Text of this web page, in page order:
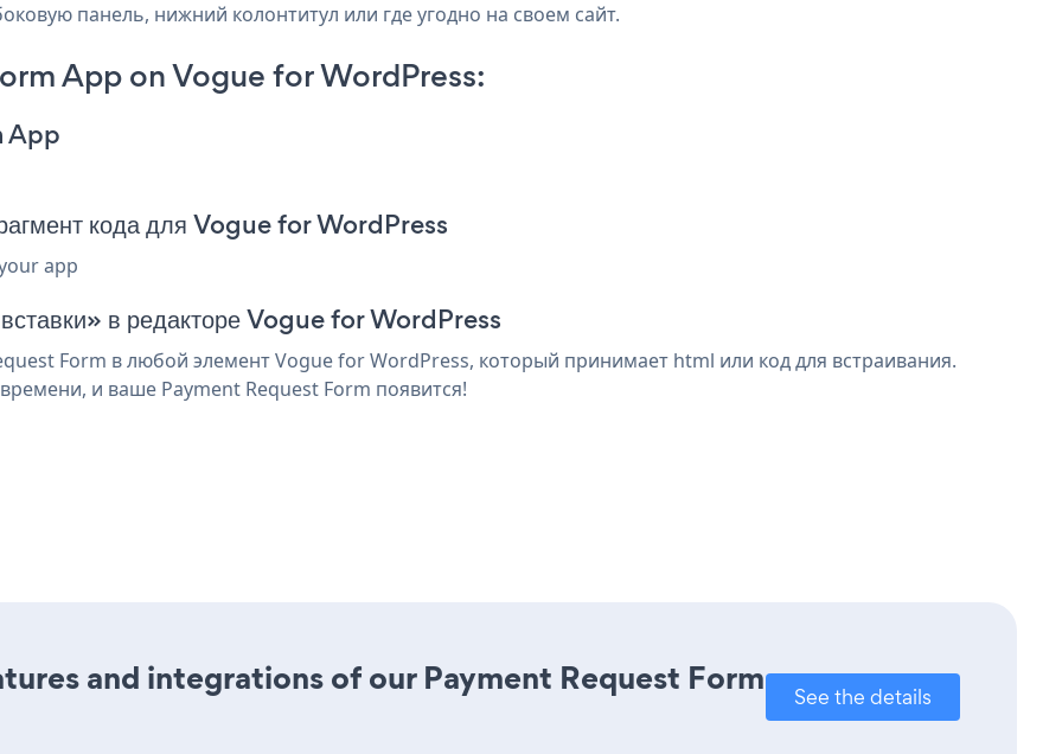
панель, нижний колонтитул или где угодно на своем сайт.
App on Vogue for WordPress:
App
кода для Vogue for WordPress
app
в редакторе Vogue for WordPress
Form в любой элемент Vogue for WordPress, который принимает html или код для встраивания.
и ваше Payment Request Form появится!
and integrations of our Payment Request Form See the details